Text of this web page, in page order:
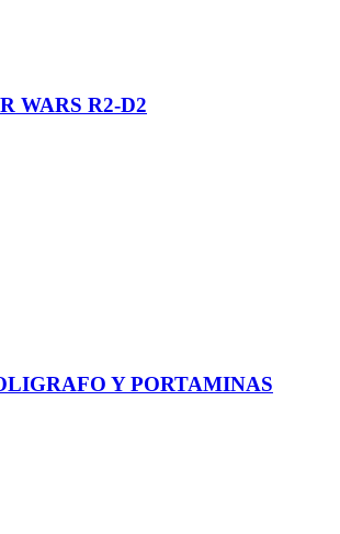
WARS R2-D2
Y PORTAMINAS